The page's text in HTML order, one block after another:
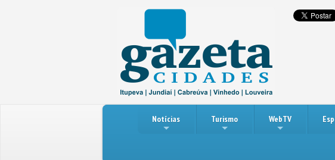
Notícias Turismo WebTV